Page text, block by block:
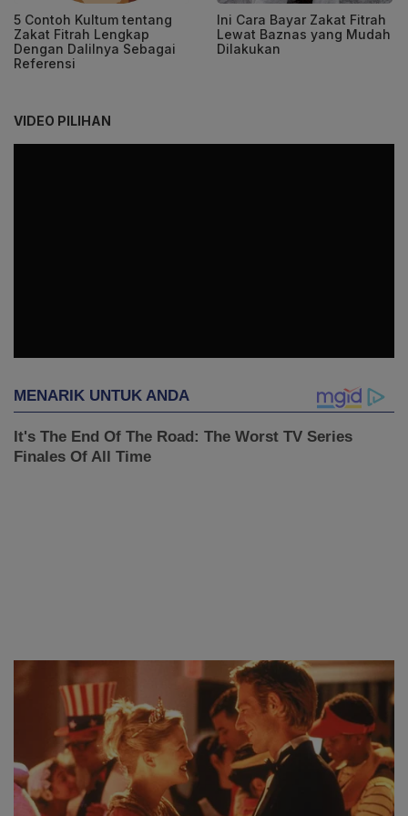
5 Contoh Kultum tentang
Zakat Fitrah Lengkap
Dengan Dalilnya Sebagai
Referensi
Ini Cara Bayar Zakat Fitrah
Lewat Baznas yang Mudah
Dilakukan
VIDEO PILIHAN